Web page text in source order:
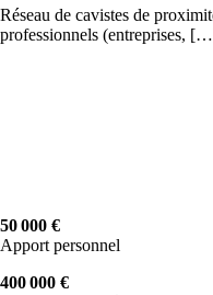
Réseau de cavistes de
professionnels (entreprises,
50 000 €
Apport personnel
400 000 €